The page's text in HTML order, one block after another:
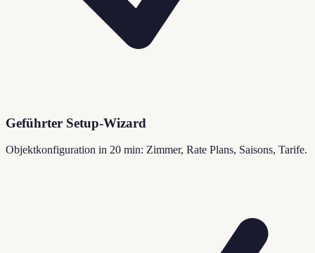
Geführter Setup-Wizard
Objektkonfiguration in 20 min: Zimmer, Rate Plans, Saisons, Tarife.